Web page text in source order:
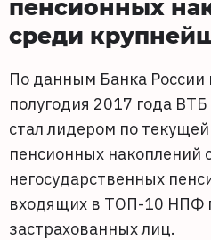
пенсионных
среди
По данным Банка России
полугодия 2017 года
стал лидером по
пенсионных накоплений
негосударственных
входящих в ТОП-10 НПФ
застрахованных лиц.